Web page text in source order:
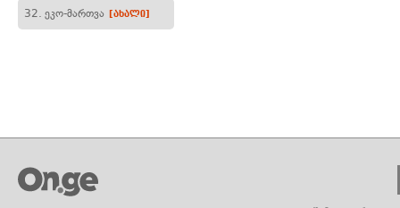
32. ეკო-მართვა [ახალი]